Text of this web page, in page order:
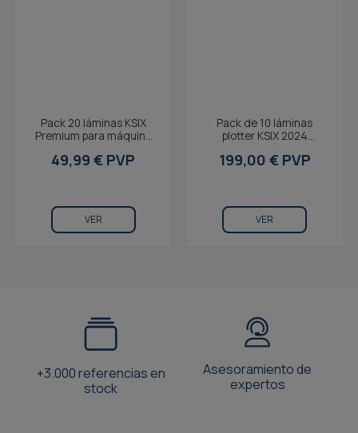
KSIX Plotter 2025,
protectores de pantalla...
49,99 € PVP
especiales máquiva UV,
protectores de pantalla...
199,00 € PVP
+3.000 referencias en
Asesoramiento de